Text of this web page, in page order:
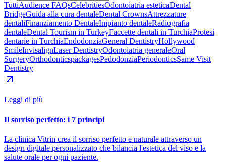
TuttiAudience FAQsCelebritiesOdontoiatria esteticaDental
BridgeGuida alla cura dentaleDental CrownsAttrezzature
dentaliFinanziamento DentaleImpianto dentaleRadiografia
dentaleDental Tourism in TurkeyFaccette dentali in TurchiaProtesi
dentarie in TurchiaEndodonziaGeneral DentistryHollywood
SmileInvisalignLaser DentistryOdontoiatria generaleOral
SurgeryOrthodonticspackagesPedodonziaPeriodonticsSame Visit
Dentistry
Leggi di più
Il sorriso perfetto: i 7 principi
La clinica Vitrin crea il sorriso perfetto e naturale attraverso un
design digitale personalizzato che bilancia l'estetica del viso e la
salute orale per ogni paziente.